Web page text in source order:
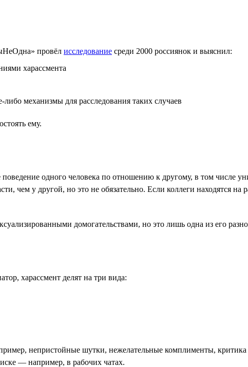
провёл исследование среди 2000 россиянок и выяснил:
харассмента
механизмы для расследования таких случаев
ему.
одного человека по отношению к другому, в том числе
чем у другой, но это не обязательно. Если коллеги находятся
домогательствами, но это лишь одна из его
харассмент делят на три вида:
непристойные шутки, нежелательные комплименты,
— например, в рабочих чатах.